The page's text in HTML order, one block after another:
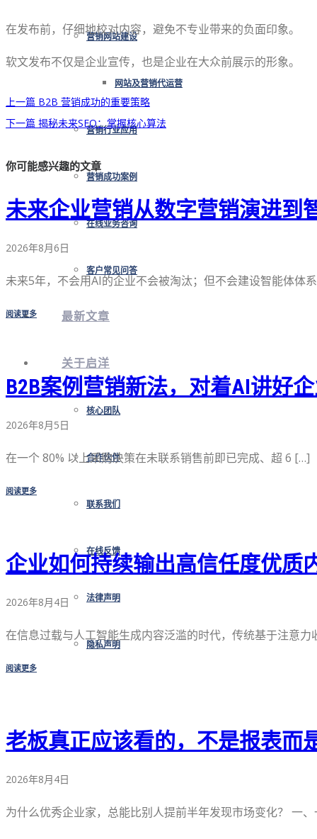
营销网站建设
网站及营销代运营
营销行业应用
营销成功案例
在线业务咨询
客户常见问答
最新文章
关于启洋
核心团队
合作伙伴
联系我们
在线反馈
法律声明
隐私声明
在发布前，仔细地校对内容，避免不专业带来的负面印象。
软文发布不仅是企业宣传，也是企业在大众前展示的形象。
上一篇 B2B 营销成功的重要策略
下一篇 揭秘未来SEO：掌握核心算法
你可能感兴趣的文章
未来企业营销从数字营销演进到
2026年8月6日
未来5年，不会用AI的企业不会被淘汰；但不会建设智能体体
阅读更多
B2B案例营销新法，对着AI讲好
2026年8月5日
在一个 80% 以上采购决策在未联系销售前即已完成、超 6 […]
阅读更多
企业如何持续输出高信任度优质
2026年8月4日
在信息过载与人工智能生成内容泛滥的时代，传统基于注意力
阅读更多
老板真正应该看的，不是报表而
2026年8月4日
为什么优秀企业家，总能比别人提前半年发现市场变化？ 一